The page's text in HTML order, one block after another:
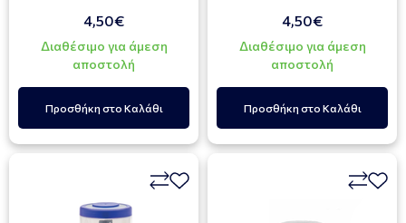
4,50€
Διαθέσιμο για άμεση
αποστολή
Προσθήκη στο Καλάθι
4,50€
Διαθέσιμο για άμεση
αποστολή
Προσθήκη στο Καλάθι